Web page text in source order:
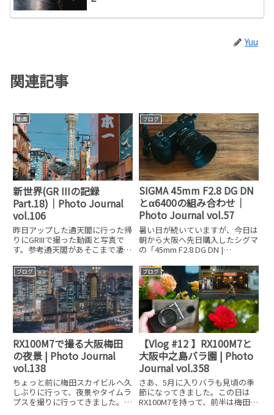
Yuu
関連記事
動画
新世界(GR IIIの記録
Part.18)｜Photo Journal
vol.106
昨日アップした通天閣に行った帰
りにGRIIIで撮った動画と写真で
す。参考通天閣があそこまで凄い
入れてパワーアップしてるとは思
っていなかったので、その興奮の
まま撮った写真です。（写真は一
部通天閣で撮ったものもあり
ブログ
SIGMA 45mm F2.8 DG DN
とα6400の組み合わせ｜
Photo Journal vol.57
暑い日が続いていますが、今日は
朝から大阪へ先日購入したシグマ
の「45mm F2.8 DG DN |
て出かけてきました。とにかく暑
いのでバッグは持たずに手ぶらで
行ってきました。もちろん予備バ
ッテリ
ブログ
RX100M7で撮る大阪梅田
の夜景 | Photo Journal
vol.138
ちょっと前に梅田スカイビルへ久
しぶりに行って、夜景やタイムラ
プスを撮りに行ってきました。持
ブログ
【Vlog #12 】RX100M7と
大阪中之島バラ園 | Photo
Journal vol.358
さあ、5月に入りバラも見頃の季
節になってきました。この日は
RX100M7を持って、前半は梅田で